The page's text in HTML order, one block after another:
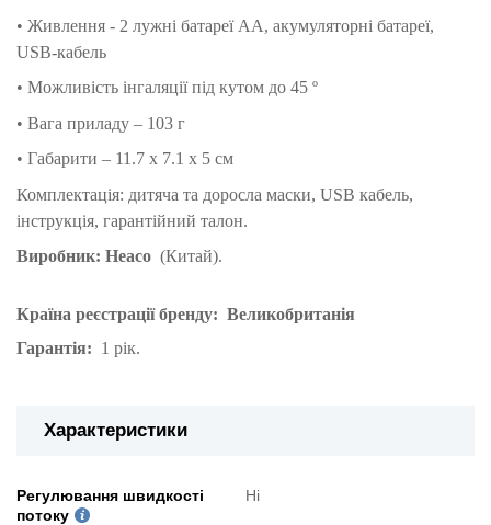
• Живлення - 2 лужні батареї АА, акумуляторні батареї,
USB-кабель
• Можливість інгаляції під кутом до 45 º
• Вага приладу – 103 г
• Габарити – 11.7 х 7.1 х 5 см
Комплектація: дитяча та доросла маски, USB кабель,
інструкція, гарантійний талон.
Виробник: Heaco (Китай).
Країна реєстрації бренду: Великобританія
Гарантія: 1 рік.
Характеристики
Регулювання швидкості
потоку
Ні